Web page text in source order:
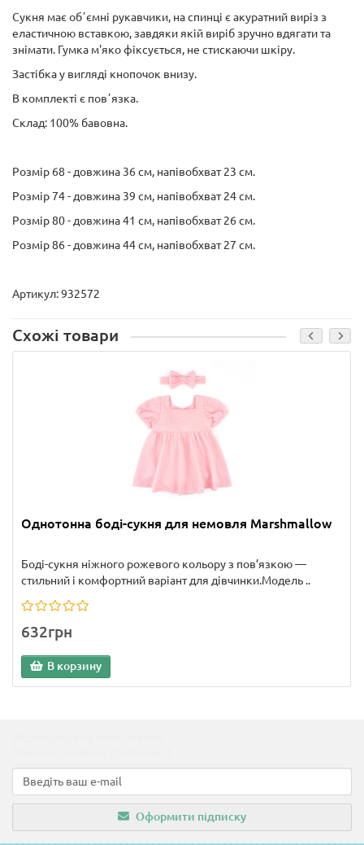
Сукня має обʼємні рукавчики, на спинці є акуратний виріз з
еластичною вставкою, завдяки якій виріб зручно вдягати та
знімати. Гумка м'яко фіксується, не стискаючи шкіру.
Застібка у вигляді кнопочок внизу.
В комплекті є повʼязка.
Склад: 100% бавовна.
Розмір 68 - довжина 36 см, напівобхват 23 см.
Розмір 74 - довжина 39 см, напівобхват 24 см.
Розмір 80 - довжина 41 см, напівобхват 26 см.
Розмір 86 - довжина 44 см, напівобхват 27 см.
Артикул: 932572
Схожі товари
Однотонна боді-сукня для немовля Marshmallow
Боді-сукня ніжного рожевого кольору з пов’язкою —
стильний і комфортний варіант для дівчинки.Модель ..
632грн
В корзину
Оформити підписку